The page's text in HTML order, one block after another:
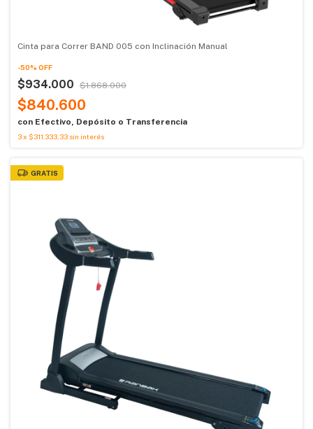
Cinta para Correr BAND 005 con Inclinación Manual
-50% OFF
$934.000 $1.868.000
$840.600
con Efectivo, Depósito o Transferencia
3x $311.333,33 sin interés
GRATIS